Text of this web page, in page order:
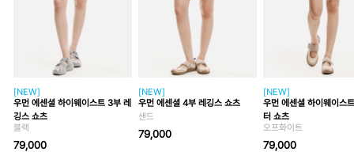
[NEW]
우먼 에센셜 하이웨이스트 3부 레
깅스 쇼츠
블랙
79,000
[NEW]
우먼 에센셜 4부 레깅스 쇼츠
샌드
79,000
[NEW]
우먼 에센셜 하이웨이스
터 쇼츠
오프화이트
79,000